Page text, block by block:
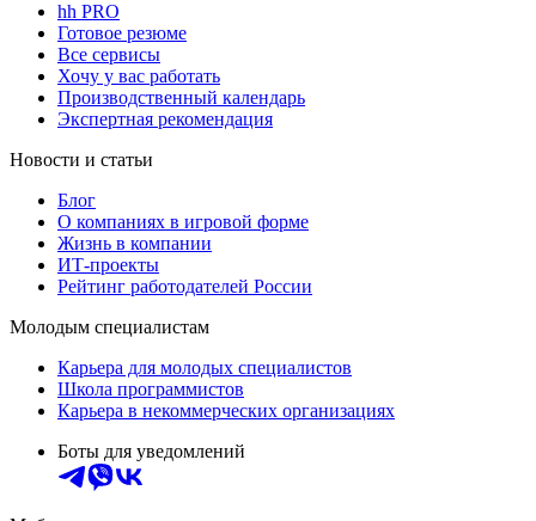
hh PRO
Готовое резюме
Все сервисы
Хочу у вас работать
Производственный календарь
Экспертная рекомендация
Новости и статьи
Блог
О компаниях в игровой форме
Жизнь в компании
ИТ-проекты
Рейтинг работодателей России
Молодым специалистам
Карьера для молодых специалистов
Школа программистов
Карьера в некоммерческих организациях
Боты для уведомлений